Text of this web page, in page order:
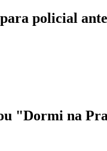
policial
"Dormi na